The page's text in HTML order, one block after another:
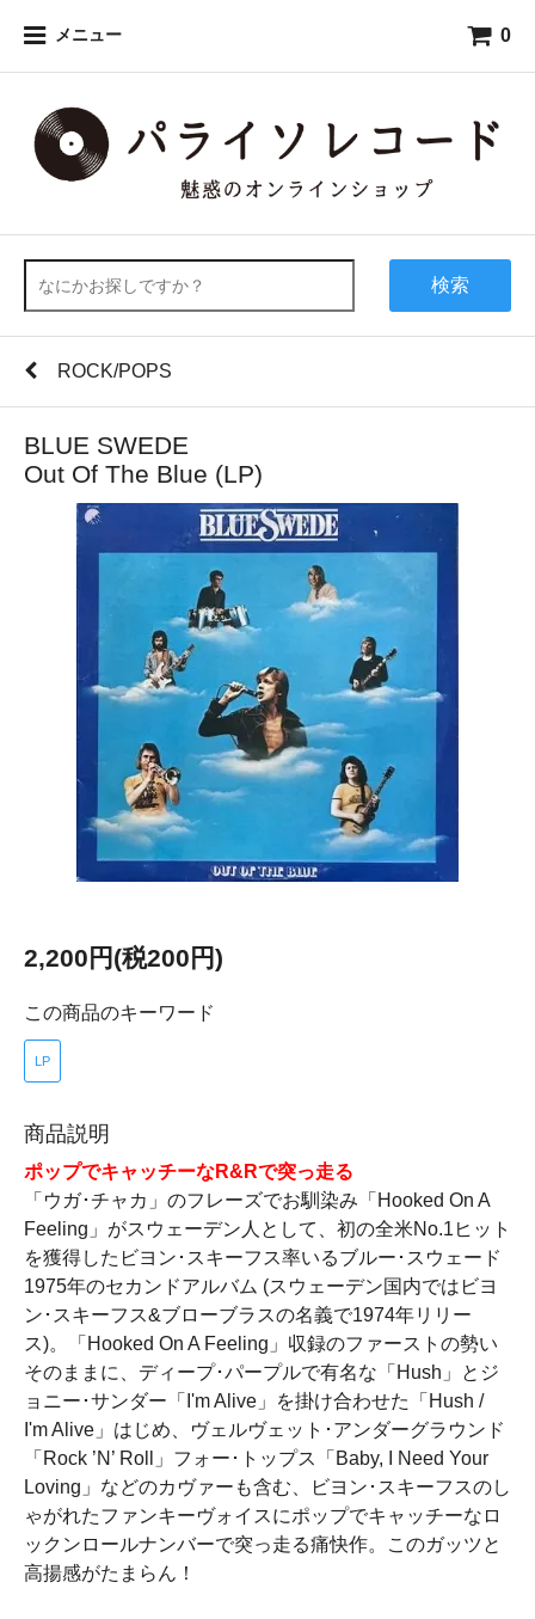
メニュー 0
検索
ROCK/POPS
BLUE SWEDE
Out Of The Blue (LP)
2,200円(税200円)
この商品のキーワード
LP
商品説明
ポップでキャッチーなR&Rで突っ走る
「ウガ･チャカ」のフレーズでお馴染み「Hooked On A
Feeling」がスウェーデン人として、初の全米No.1ヒット
を獲得したビヨン･スキーフス率いるブルー･スウェード
1975年のセカンドアルバム (スウェーデン国内ではビヨ
ン･スキーフス&ブローブラスの名義で1974年リリー
ス)。「Hooked On A Feeling」収録のファーストの勢い
そのままに、ディープ･パープルで有名な「Hush」とジ
ョニー･サンダー「I'm Alive」を掛け合わせた「Hush /
I'm Alive」はじめ、ヴェルヴェット･アンダーグラウンド
「Rock ’N’ Roll」フォー･トップス「Baby, I Need Your
Loving」などのカヴァーも含む、ビヨン･スキーフスのし
ゃがれたファンキーヴォイスにポップでキャッチーなロ
ックンロールナンバーで突っ走る痛快作。このガッツと
高揚感がたまらん！